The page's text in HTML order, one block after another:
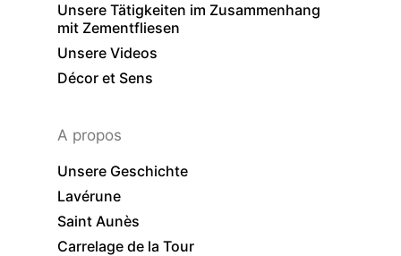
Unsere Tätigkeiten im Zusammenhang
mit Zementfliesen
Unsere Videos
Décor et Sens
A propos
Unsere Geschichte
Lavérune
Saint Aunès
Carrelage de la Tour